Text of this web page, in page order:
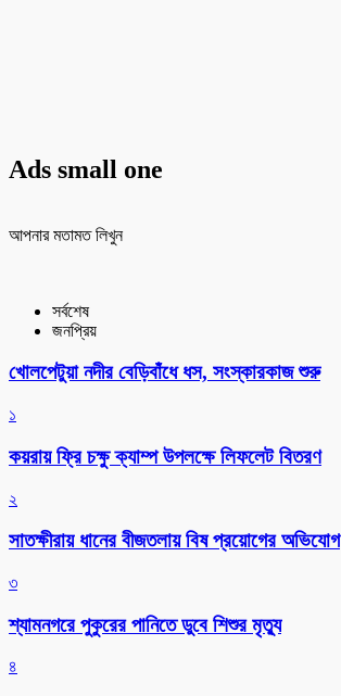
Ads small one
আপনার মতামত লিখুন
সর্বশেষ
জনপ্রিয়
খোলপেটুয়া নদীর বেড়িবাঁধে ধস, সংস্কারকাজ শুরু
১
কয়রায় ফ্রি চক্ষু ক্যাম্প উপলক্ষে লিফলেট বিতরণ
২
সাতক্ষীরায় ধানের বীজতলায় বিষ প্রয়োগের অভিযোগ
৩
শ্যামনগরে পুকুরের পানিতে ডুবে শিশুর মৃত্যু
৪